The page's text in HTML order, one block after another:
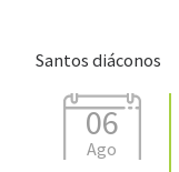
Santos diáconos
06
Ago